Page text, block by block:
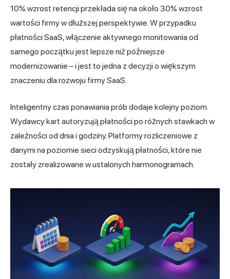
10% wzrost retencji przekłada się na około 30% wzrost
wartości firmy w dłuższej perspektywie. W przypadku
płatności SaaS, włączenie aktywnego monitowania od
samego początku jest lepsze niż późniejsze
modernizowanie – i jest to jedna z decyzji o większym
znaczeniu dla rozwoju firmy SaaS.
Inteligentny czas ponawiania prób dodaje kolejny poziom.
Wydawcy kart autoryzują płatności po różnych stawkach w
zależności od dnia i godziny. Platformy rozliczeniowe z
danymi na poziomie sieci odzyskują płatności, które nie
zostały zrealizowane w ustalonych harmonogramach.